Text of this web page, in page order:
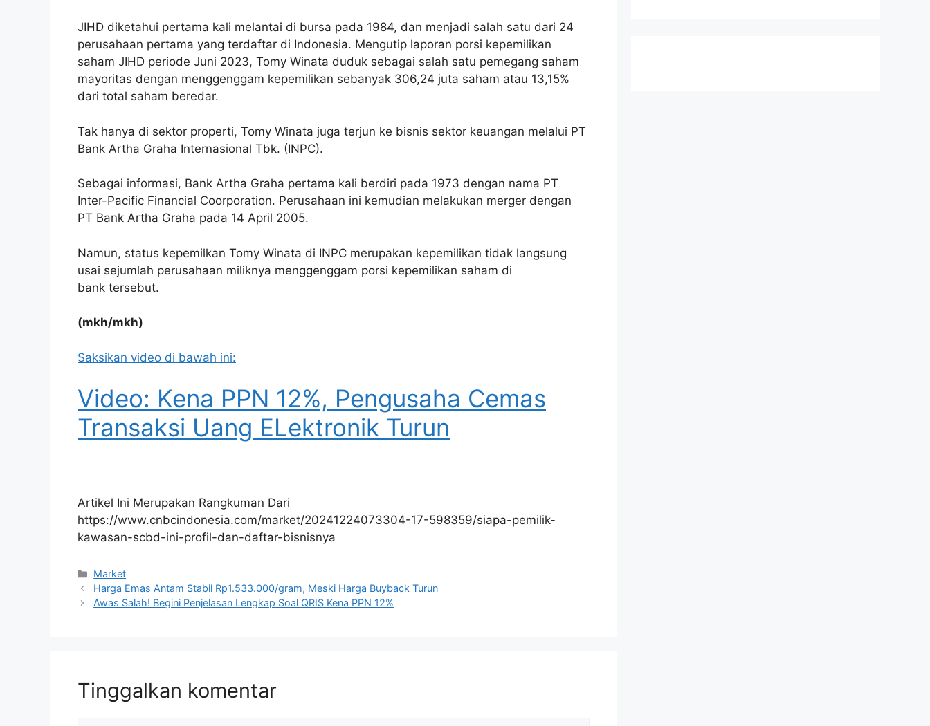
JIHD diketahui pertama kali melantai di bursa pada 1984, dan menjadi salah satu dari 24
perusahaan pertama yang terdaftar di Indonesia. Mengutip laporan porsi kepemilikan
saham JIHD periode Juni 2023, Tomy Winata duduk sebagai salah satu pemegang saham
mayoritas dengan menggenggam kepemilikan sebanyak 306,24 juta saham atau 13,15%
dari total saham beredar.
Tak hanya di sektor properti, Tomy Winata juga terjun ke bisnis sektor keuangan melalui PT
Bank Artha Graha Internasional Tbk. (INPC).
Sebagai informasi, Bank Artha Graha pertama kali berdiri pada 1973 dengan nama PT
Inter-Pacific Financial Coorporation. Perusahaan ini kemudian melakukan merger dengan
PT Bank Artha Graha pada 14 April 2005.
Namun, status kepemilkan Tomy Winata di INPC merupakan kepemilikan tidak langsung
usai sejumlah perusahaan miliknya menggenggam porsi kepemilikan saham di
bank tersebut.
(mkh/mkh)
Saksikan video di bawah ini:
Video: Kena PPN 12%, Pengusaha Cemas
Transaksi Uang ELektronik Turun
Artikel Ini Merupakan Rangkuman Dari
https://www.cnbcindonesia.com/market/20241224073304-17-598359/siapa-pemilik-
kawasan-scbd-ini-profil-dan-daftar-bisnisnya
Kategori
Market
Harga Emas Antam Stabil Rp1.533.000/gram, Meski Harga Buyback Turun
Awas Salah! Begini Penjelasan Lengkap Soal QRIS Kena PPN 12%
Tinggalkan komentar